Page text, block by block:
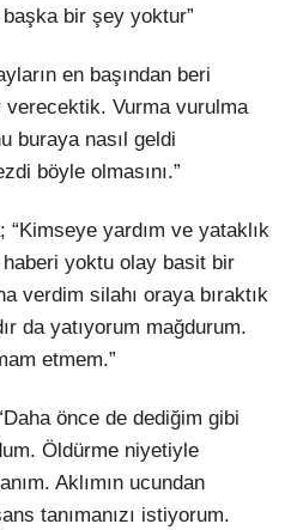
bir şey yoktur”
en başından beri
verecektik. Vurma vurulma
buraya nasıl geldi
böyle olmasını.”
; “Kimseye yardım ve yataklık
yoktu olay basit bir
verdim silahı oraya bıraktık
da yatıyorum mağdurum.
etmem.”
önce de dediğim gibi
Öldürme niyetiyle
Aklımın ucundan
tanımanızı istiyorum.